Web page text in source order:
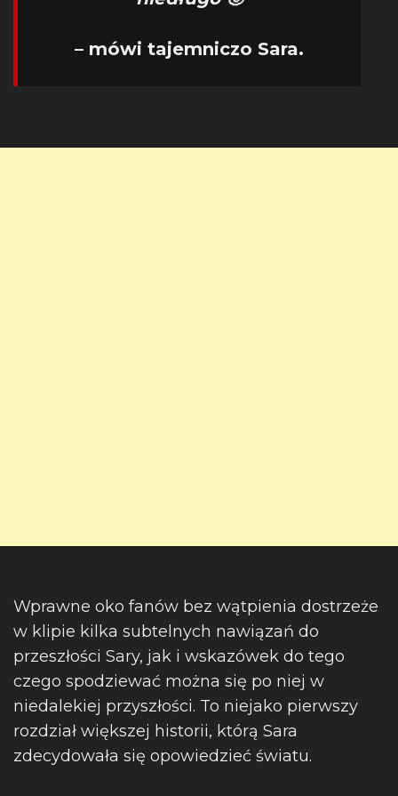
– mówi tajemniczo Sara.
Wprawne oko fanów bez wątpienia dostrzeże
w klipie kilka subtelnych nawiązań do
przeszłości Sary, jak i wskazówek do tego
czego spodziewać można się po niej w
niedalekiej przyszłości. To niejako pierwszy
rozdział większej historii, którą Sara
zdecydowała się opowiedzieć światu.